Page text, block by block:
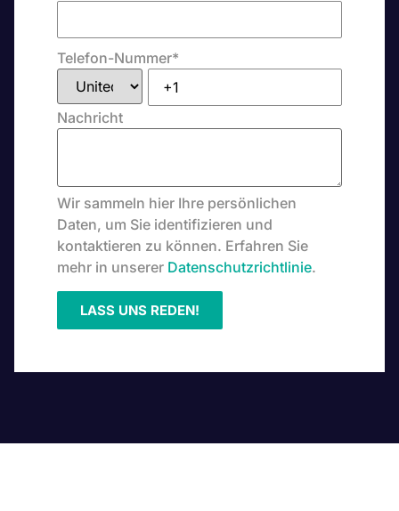
Telefon-Nummer*
Nachricht
Wir sammeln hier Ihre persönlichen
Daten, um Sie identifizieren und
kontaktieren zu können. Erfahren Sie
mehr in unserer Datenschutzrichtlinie.